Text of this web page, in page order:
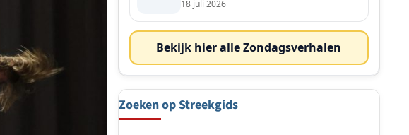
wereldspeler
18 juli 2026
Bekijk hier alle Zondagsverhalen
Zoeken op Streekgids